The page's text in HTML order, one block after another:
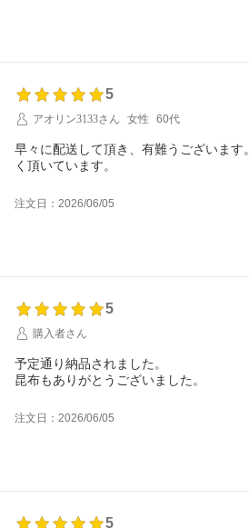
5
アオリン3133さん
女性 60代
早々に配送して頂き、有難うございます
く頂いています。
注文日：2026/06/05
5
購入者さん
予定通り納品されました。
昆布もありがとうございました。
注文日：2026/06/05
5